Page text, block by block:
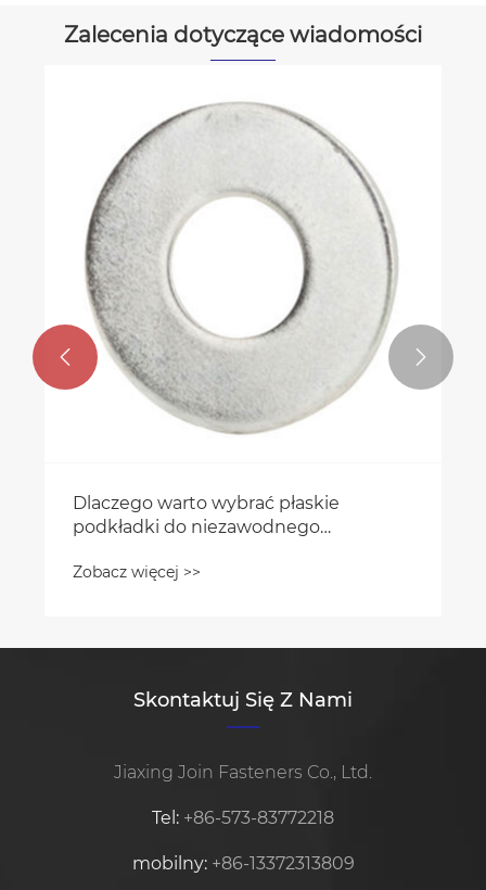
Zalecenia dotyczące wiadomości
Dlaczego warto wybrać płaskie
podkładki do niezawodnego
Zobacz więcej >>
 
Skontaktuj Się Z Nami
Jiaxing Join Fasteners Co., Ltd.
Tel: +86-573-83772218
mobilny: +86-13372313809